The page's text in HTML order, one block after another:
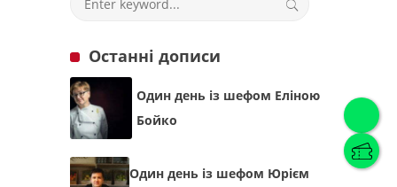
Українська(Українська)
Останні дописи
Один день із шефом Еліною
Бойко
Один день із шефом Юрієм